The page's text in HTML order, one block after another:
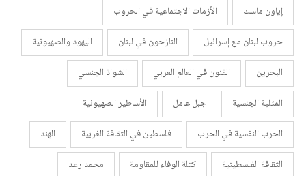
إياون ماسك
الأزمات الاجتماعية في الحروب
حروب لبنان مع إسرائيل
النازحون في لبنان
اليهود والصهيونية
البحرين
الفنون في العالم العربي
الشواذ الجنسي
المثلية الجنسية
جبل عامل
الأساطير الصهيونية
الحرب النفسية في الحرب
فلسطين في الثقافة الغربية
الهند
الثقافة الفلسطينية
كتلة الوفاء للمقاومة
محمد رعد